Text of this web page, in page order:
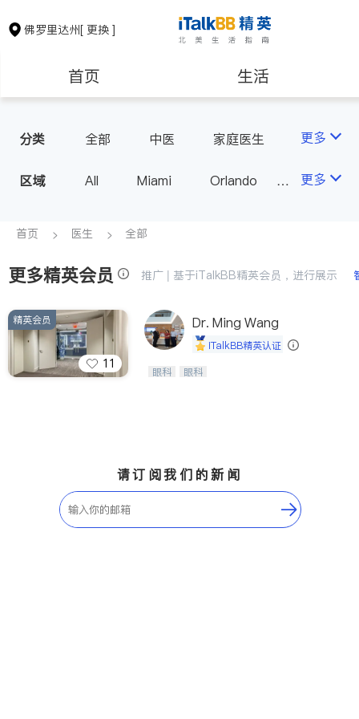
佛罗里达州[ 更换 ]
首页 生活
保险理财 房地产租售
银行贷款
教育 养老
非盈利组织
分类 全部 中医
家庭医生
眼科
妇科
更多
区域 All Miami
Orlando
FL - Other Cities
更多
首页 医生 全部
更多精英会员 推广 | 基于iTalkBB精英会员，进行展示
11
精英会员 Dr. Ming Wang
iTalkBB精英认证
Wang Vision Institute has more tha
眼科 眼科
请订阅我们的新闻